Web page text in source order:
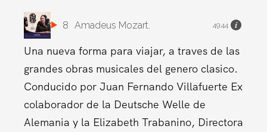
8 Amadeus Mozart. 49:44
Una nueva forma para viajar, a traves de las
grandes obras musicales del genero clasico.
Conducido por Juan Fernando Villafuerte Ex
colaborador de la Deutsche Welle de
Alemania y la Elizabeth Trabanino, Directora